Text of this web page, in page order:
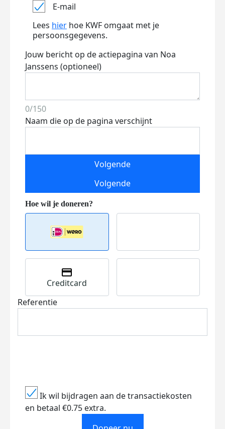
E-mail
Lees hier hoe KWF omgaat met je
persoonsgegevens.
Jouw bericht op de actiepagina van Noa
Janssens (optioneel)
0/150
Naam die op de pagina verschijnt
Volgende
Volgende
Creditcard
Referentie
Ik wil bijdragen aan de transactiekosten
en betaal €0.75 extra.